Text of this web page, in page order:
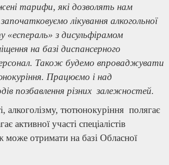
тарифи, які дозволять нам
лікування алкогольної
з дисульфірамом
на базі диспансерного
персонал. Також будемо впроваджувати
Працюємо і над
позбавлення різних залежностей.
алкоголізму, тютюнокуріння полягає
активної участі спеціалістів
може отримати на базі Обласної